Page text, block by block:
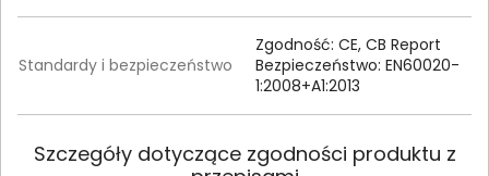
Standardy i bezpieczeństwo
Zgodność: CE, CB Report
Bezpieczeństwo: EN60020-
1:2008+A1:2013
Szczegóły dotyczące zgodności produktu z